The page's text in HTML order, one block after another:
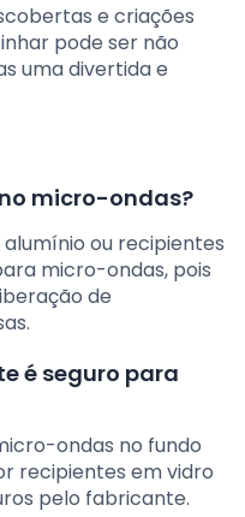
e criações
pode ser não
uma divertida e
micro-ondas?
ou recipientes
micro-ondas, pois
de
é seguro para
ondas no fundo
recipientes em vidro
pelo fabricante.